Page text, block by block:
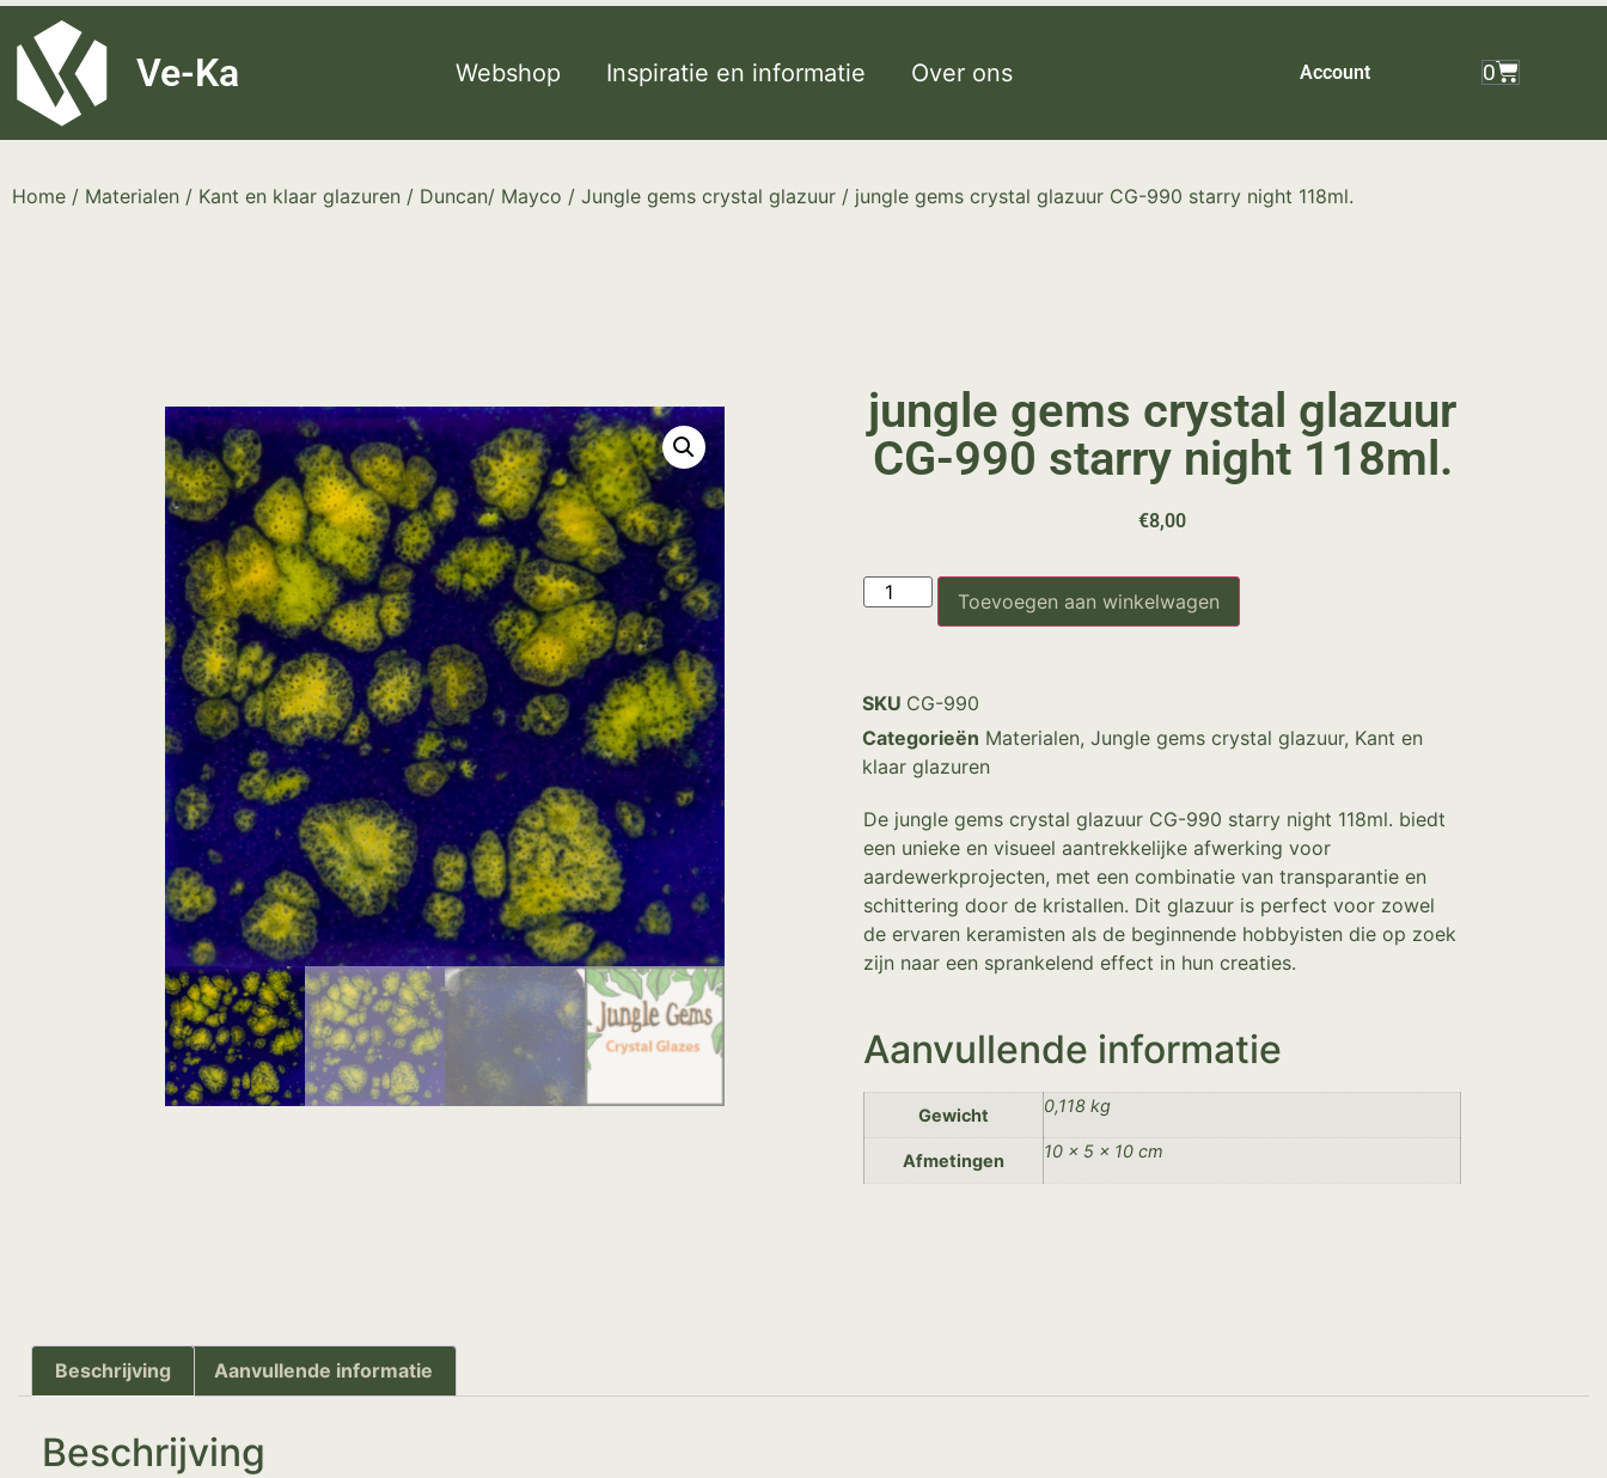
G-8P7N3X5BJ9
Ve-Ka Webshop Inspiratie en informatie Over ons Account 0
Home / Materialen / Kant en klaar glazuren / Duncan/ Mayco / Jungle gems crystal glazuur / jungle gems crystal glazuur CG-990 starry night 118ml.
jungle gems crystal glazuur
CG-990 starry night 118ml.
€8,00
Toevoegen aan winkelwagen
SKU CG-990
Categorieën Materialen, Jungle gems crystal glazuur, Kant en
klaar glazuren
De jungle gems crystal glazuur CG-990 starry night 118ml. biedt
een unieke en visueel aantrekkelijke afwerking voor
aardewerkprojecten, met een combinatie van transparantie en
schittering door de kristallen. Dit glazuur is perfect voor zowel
de ervaren keramisten als de beginnende hobbyisten die op zoek
zijn naar een sprankelend effect in hun creaties.
Aanvullende informatie
Gewicht 0,118 kg
Afmetingen 10 × 5 × 10 cm
Beschrijving Aanvullende informatie
Beschrijving